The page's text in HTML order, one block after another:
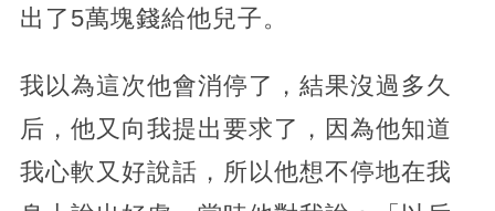
出了5萬塊錢給他兒子。
我以為這次他會消停了，結果沒過多久
后，他又向我提出要求了，因為他知道
我心軟又好說話，所以他想不停地在我